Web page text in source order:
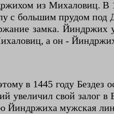
из Михаловиц. В
с большим прудом
замка.
а он -
в 1445 году Бездез
увеличил свой залог
Йиндржиха мужская